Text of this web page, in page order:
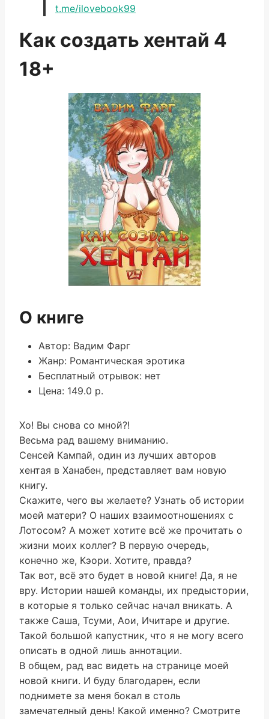
t.me/ilovebook99
Как создать хентай 4
18+
О книге
Автор: Вадим Фарг
Жанр: Романтическая эротика
Бесплатный отрывок: нет
Цена: 149.0 р.
Хо! Вы снова со мной?!
Весьма рад вашему вниманию.
Сенсей Кампай, один из лучших авторов
хентая в Ханабен, представляет вам новую
книгу.
Скажите, чего вы желаете? Узнать об истории
моей матери? О наших взаимоотношениях с
Лотосом? А может хотите всё же прочитать о
жизни моих коллег? В первую очередь,
конечно же, Кэори. Хотите, правда?
Так вот, всё это будет в новой книге! Да, я не
вру. Истории нашей команды, их предыстории,
в которые я только сейчас начал вникать. А
также Саша, Тсуми, Аои, Ичитаре и другие.
Такой большой капустник, что я не могу всего
описать в одной лишь аннотации.
В общем, рад вас видеть на странице моей
новой книги. И буду благодарен, если
поднимете за меня бокал в столь
замечателный день! Какой именно? Смотрите